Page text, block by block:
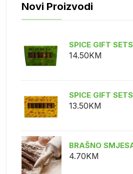
Novi Proizvodi
SPICE GIFT
14.50KM
SPICE GIFT
13.50KM
BRAŠNO
4.70KM